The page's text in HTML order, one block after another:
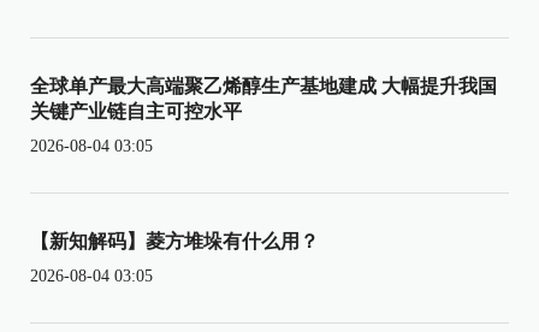
全球单产最大高端聚乙烯醇生产基地建成 大幅提升我国
关键产业链自主可控水平
2026-08-04 03:05
【新知解码】菱方堆垛有什么用？
2026-08-04 03:05